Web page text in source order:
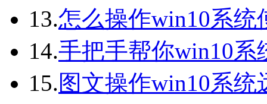
13.怎么操作win10系
14.手把手帮你win10
15.图文操作win10系